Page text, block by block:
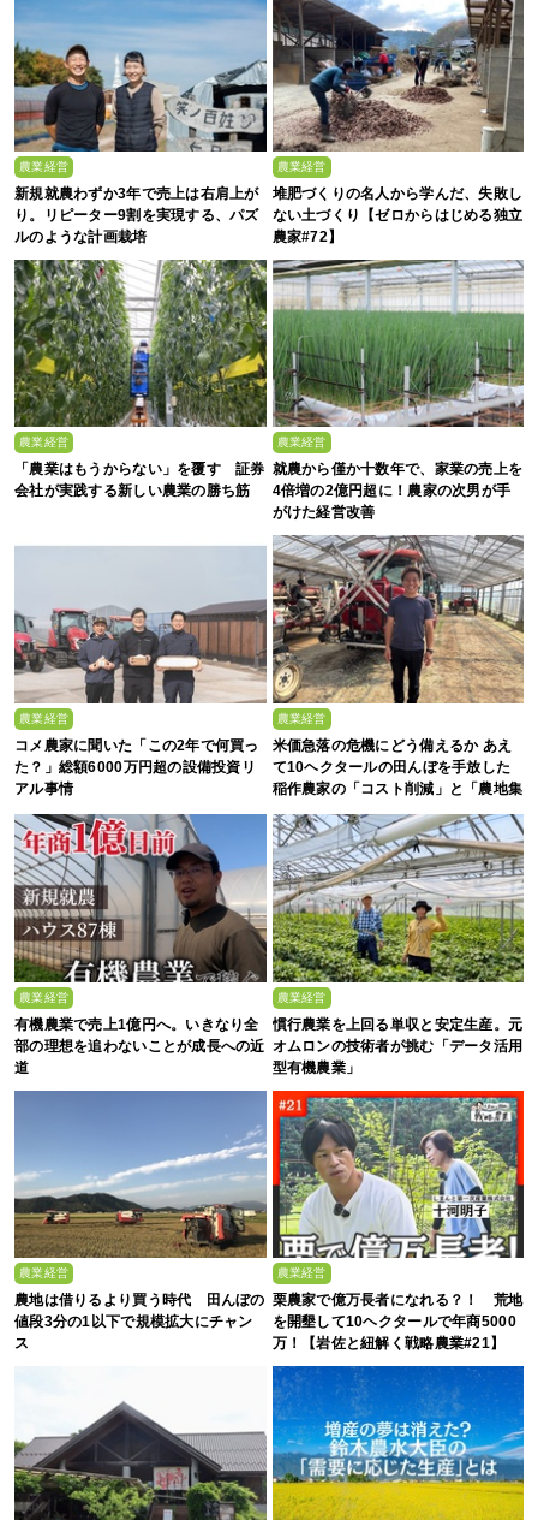
農業経営
新規就農わずか3年で売上は右肩上が
り。リピーター9割を実現する、パズ
ルのような計画栽培
農業経営
堆肥づくりの名人から学んだ、失敗し
ない土づくり【ゼロからはじめる独立
農家#72】
農業経営
「農業はもうからない」を覆す 証券
会社が実践する新しい農業の勝ち筋
農業経営
就農から僅か十数年で、家業の売上を
4倍増の2億円超に！農家の次男が手
がけた経営改善
農業経営
コメ農家に聞いた「この2年で何買っ
た？」総額6000万円超の設備投資リ
アル事情
農業経営
米価急落の危機にどう備えるか あえ
て10ヘクタールの田んぼを手放した
稲作農家の「コスト削減」と「農地集
約」
農業経営
有機農業で売上1億円へ。いきなり全
部の理想を追わないことが成長への近
道
農業経営
慣行農業を上回る単収と安定生産。元
オムロンの技術者が挑む「データ活用
型有機農業」
農業経営
農地は借りるより買う時代 田んぼの
値段3分の1以下で規模拡大にチャン
ス
農業経営
栗農家で億万長者になれる？！ 荒地
を開墾して10ヘクタールで年商5000
万！【岩佐と紐解く戦略農業#21】